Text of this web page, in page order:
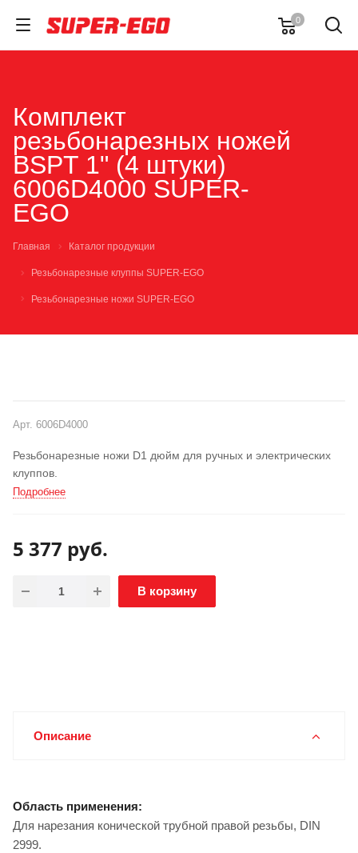
0
Комплект
резьбонарезных ножей
BSPT 1" (4 штуки)
6006D4000 SUPER-
EGO
Главная Каталог продукции
Резьбонарезные клуппы SUPER-EGO
Резьбонарезные ножи SUPER-EGO
Арт. 6006D4000
Резьбонарезные ножи D1 дюйм для ручных и электрических
клуппов.
Подробнее
5 377 руб.
В корзину
Описание
Область применения:
Для нарезания конической трубной правой резьбы, DIN
2999.